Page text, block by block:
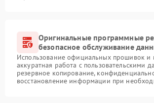
Оригинальные программные
безопасное обслуживание
Использование официальных прошивок и
аккуратная работа с пользовательскими
резервное копирование,
восстановление информации при